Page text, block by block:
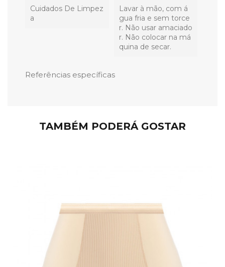
Cuidados De Limpez
A
Lavar à mão, com á
gua fria e sem torce
r. Não usar amaciado
r. Não colocar na má
quina de secar.
Referências específicas
TAMBÉM PODERÁ GOSTAR